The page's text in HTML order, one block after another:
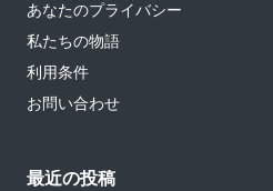
あなたのプライバシー
私たちの物語
利用条件
お問い合わせ
最近の投稿